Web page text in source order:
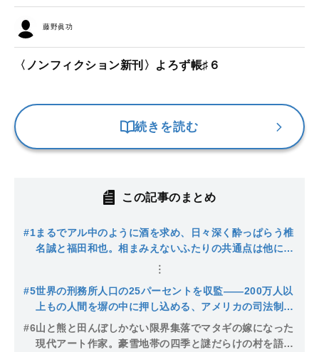
藤野眞功
〈ノンフィクション新刊〉よろず帳♯６
続きを読む
この記事のまとめ
#1まるでアル中のように酒を求め、日々深く酔っぱらう椎
名誠と福田和也。相まみえないふたりの共通点は他に
も…【〈ノンフィクション新刊〉よろず帳】
#5世界の刑務所人口の25パーセントを収監――200万人以
上もの人間を塀の中に押し込める、アメリカの司法制度
が抱える闇とは【〈ノンフィクション新刊〉よろず帳】
#6山と熊と田んぼしかない限界集落でマタギの嫁になった
現代アート作家。豪雪地帯の四季と謎だらけの村を語る